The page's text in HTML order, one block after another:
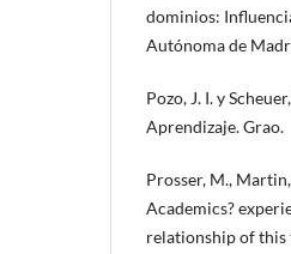
dominios:
Autónoma de
Pozo, J. I. y
Aprendizaje. Grao.
Prosser, M.,
Academics?
relationship of this